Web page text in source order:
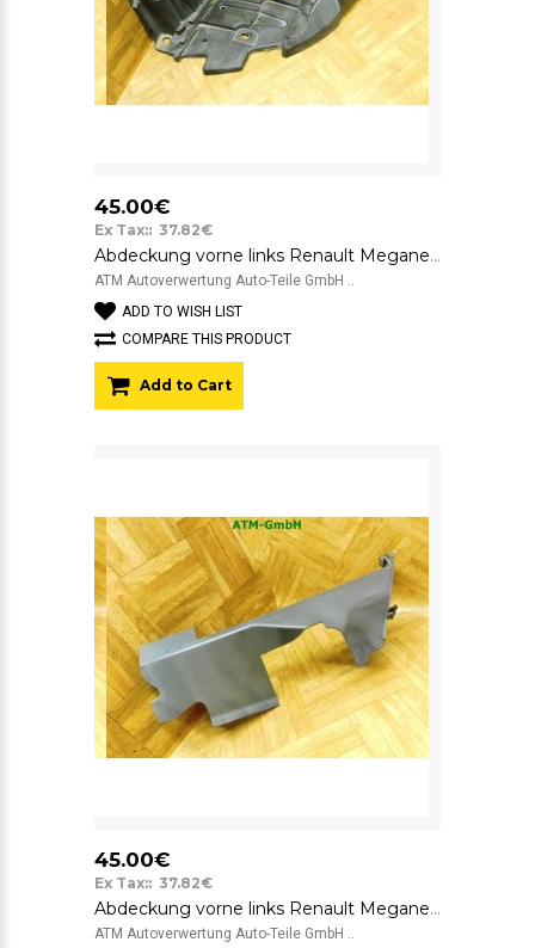
45.00€
Ex Tax:: 37.82€
Abdeckung vorne links Renault Megane 3 III Fahrerseite
ATM Autoverwertung Auto-Teile GmbH ..
ADD TO WISH LIST
COMPARE THIS PRODUCT
Add to Cart
45.00€
Ex Tax:: 37.82€
Abdeckung vorne links Renault Megane 3 III Fahrerseite 214990018R-D
ATM Autoverwertung Auto-Teile GmbH ..